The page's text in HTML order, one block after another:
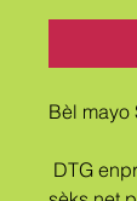
Bèl mayo